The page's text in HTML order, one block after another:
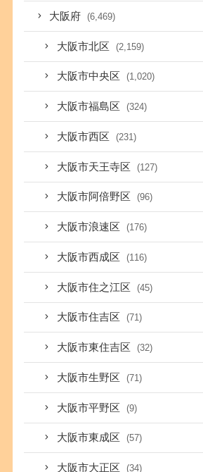
大阪府 (6,469)
大阪市北区 (2,159)
大阪市中央区 (1,020)
大阪市福島区 (324)
大阪市西区 (231)
大阪市天王寺区 (127)
大阪市阿倍野区 (96)
大阪市浪速区 (176)
大阪市西成区 (116)
大阪市住之江区 (45)
大阪市住吉区 (71)
大阪市東住吉区 (32)
大阪市生野区 (71)
大阪市平野区 (9)
大阪市東成区 (57)
大阪市大正区 (34)